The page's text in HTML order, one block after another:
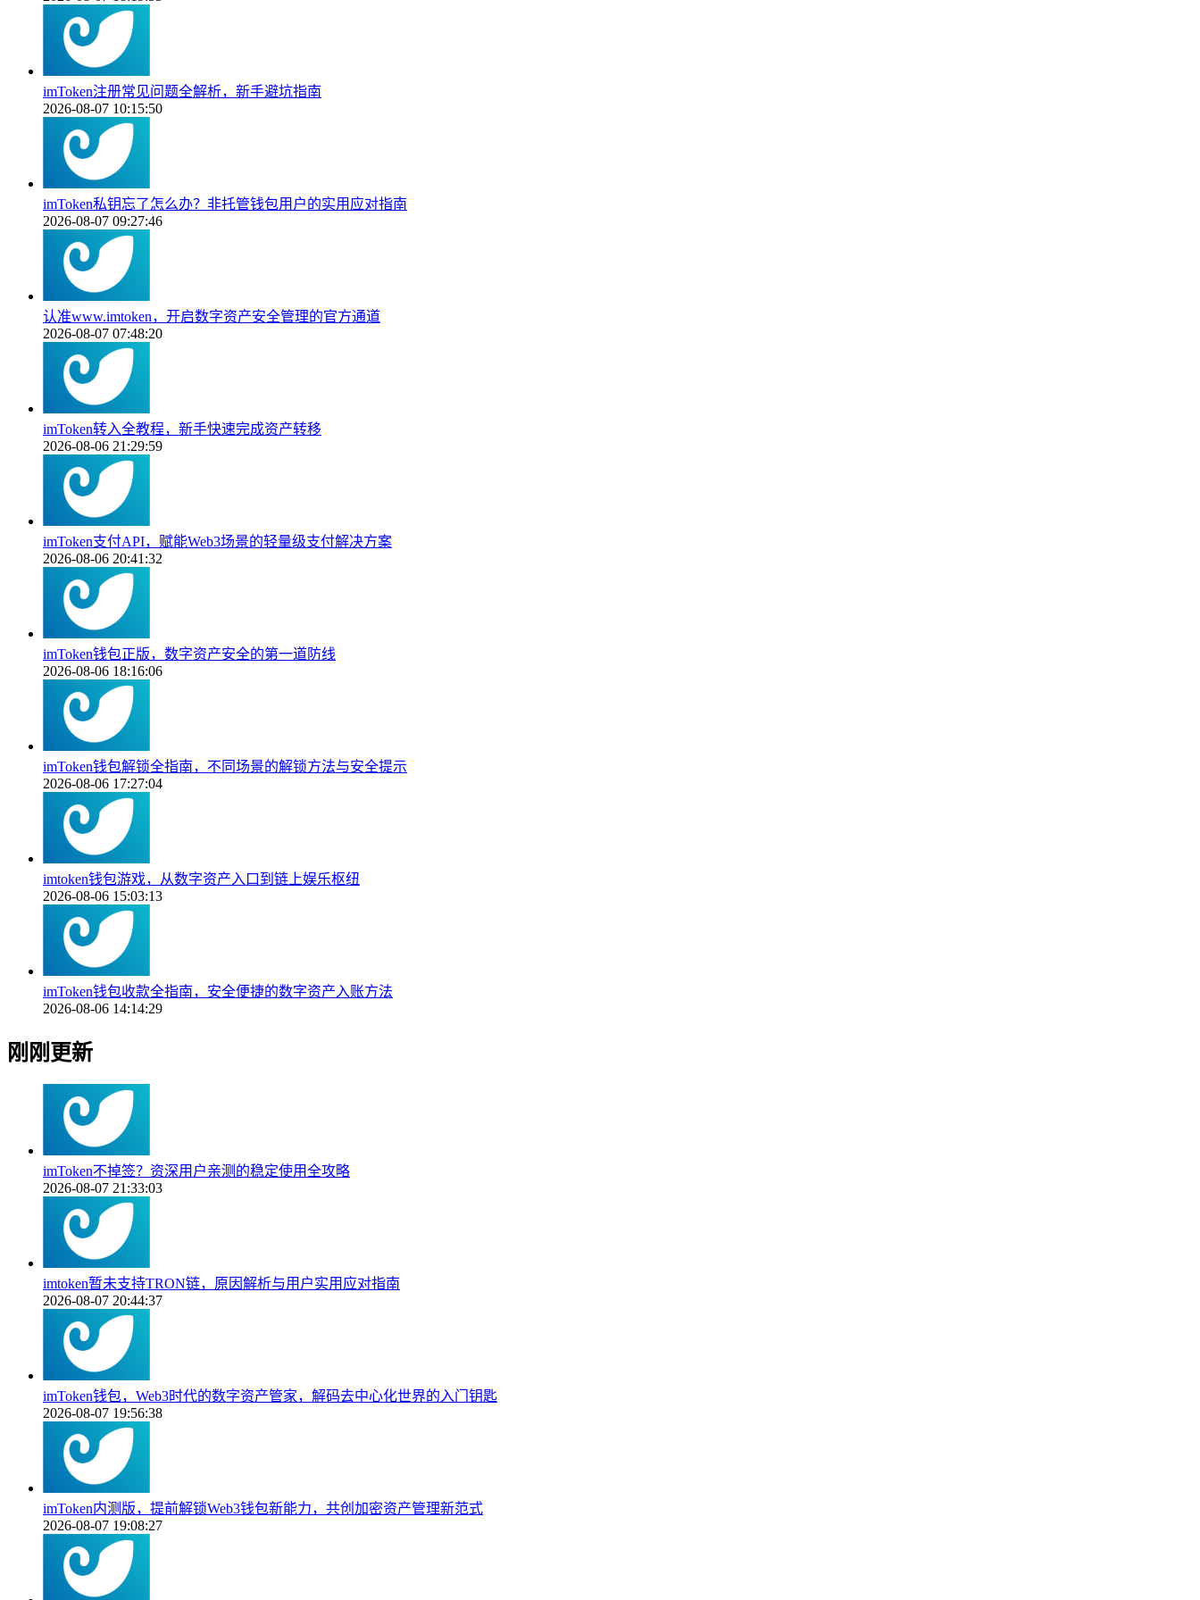
imToken注册常见问题全解析，新手避坑指南
2026-08-07 10:15:50
imToken私钥忘了怎么办？非托管钱包用户的实用应对指南
2026-08-07 09:27:46
认准www.imtoken，开启数字资产安全管理的官方通道
2026-08-07 07:48:20
imToken转入全教程，新手快速完成资产转移
2026-08-06 21:29:59
imToken支付API，赋能Web3场景的轻量级支付解决方案
2026-08-06 20:41:32
imToken钱包正版，数字资产安全的第一道防线
2026-08-06 18:16:06
imToken钱包解锁全指南，不同场景的解锁方法与安全提示
2026-08-06 17:27:04
imtoken钱包游戏，从数字资产入口到链上娱乐枢纽
2026-08-06 15:03:13
imToken钱包收款全指南，安全便捷的数字资产入账方法
2026-08-06 14:14:29
刚刚更新
imToken不掉签？资深用户亲测的稳定使用全攻略
2026-08-07 21:33:03
imtoken暂未支持TRON链，原因解析与用户实用应对指南
2026-08-07 20:44:37
imToken钱包，Web3时代的数字资产管家，解码去中心化世界的入门钥匙
2026-08-07 19:56:38
imToken内测版，提前解锁Web3钱包新能力，共创加密资产管理新范式
2026-08-07 19:08:27